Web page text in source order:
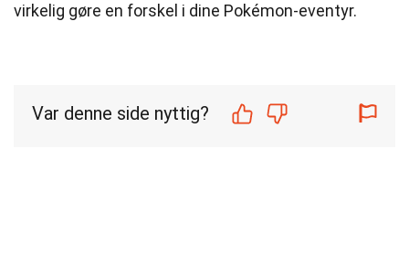
virkelig gøre en forskel i dine Pokémon-eventyr.
Var denne side nyttig?